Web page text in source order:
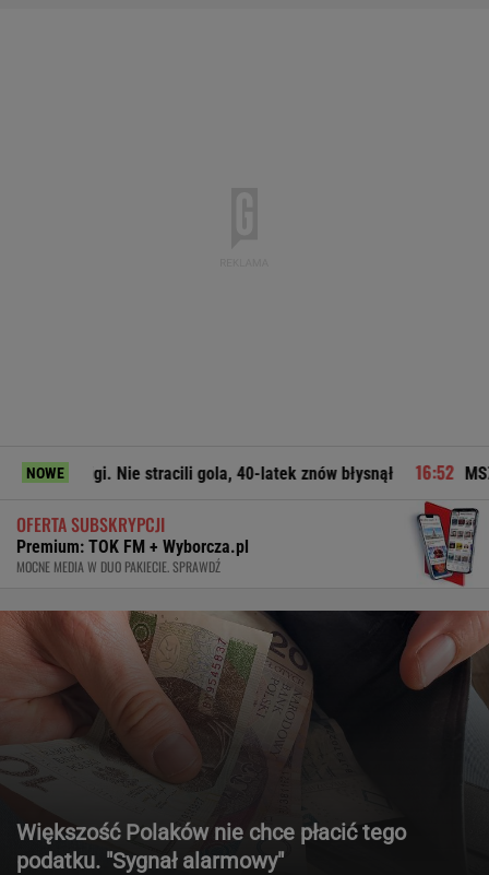
NOWE
Nie stracili gola, 40-latek znów błysnął MSZ
OFERTA SUBSKRYPCJI
Premium: TOK FM + Wyborcza.pl
MOCNE MEDIA W DUO PAKIECIE. SPRAWDŹ
Większość Polaków nie chce płacić tego
podatku. "Sygnał alarmowy"